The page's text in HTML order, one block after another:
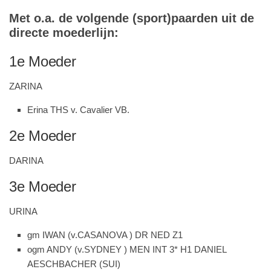
Met o.a. de volgende (sport)paarden uit de
directe moederlijn:
1e Moeder
ZARINA
Erina THS v. Cavalier VB.
2e Moeder
DARINA
3e Moeder
URINA
gm IWAN (v.CASANOVA ) DR NED Z1
ogm ANDY (v.SYDNEY ) MEN INT 3* H1 DANIEL
AESCHBACHER (SUI)